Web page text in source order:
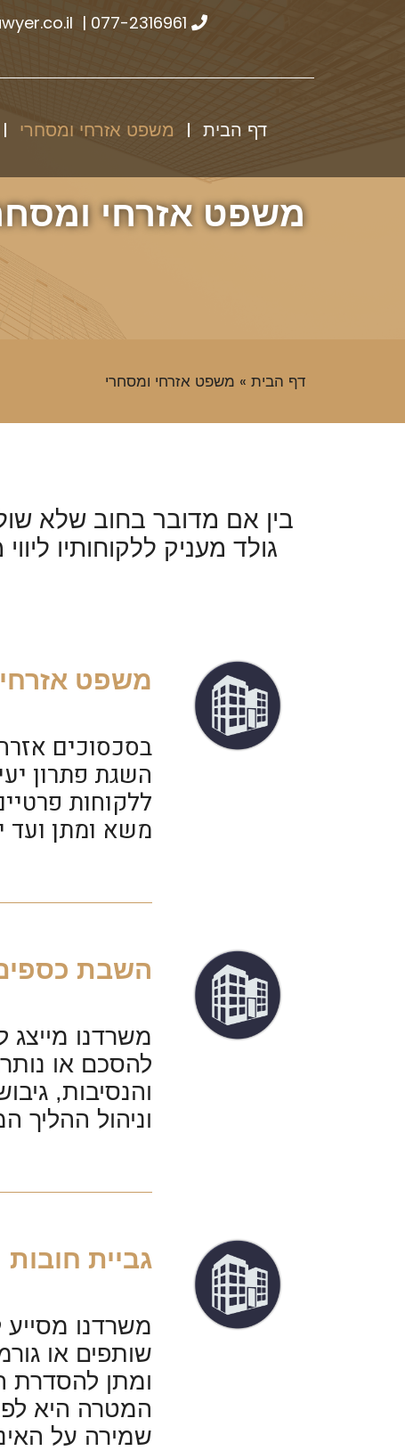
| 077-2316961
דף הבית משפט אזרחי ומסחרי
משפט אזרחי
דף הבית » משפט אזרחי ומסחרי
בין אם מדובר בחוב שלא
גולד מעניק ללקוחותיו
משפט
בסכסוכים
השגת פתרון
ללקוחות
משא ומתן ועד
השבת
משרדנו
להסכם או
והנסיבות,
וניהול ההליך
גביית חובות
משרדנו מסייע
שותפים או
ומתן להסדרת
המטרה היא
שמירה על